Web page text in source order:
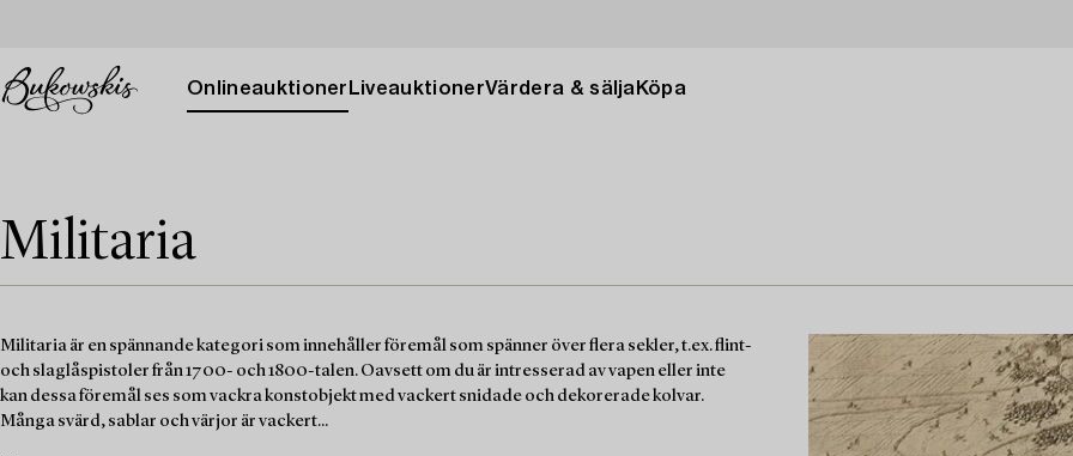
Onlineauktioner LiveauktionerVärdera & sälja Köpa
Militaria
Militaria är en spännande kategori som innehåller föremål som spänner över flera sekler, t.ex. flint-
och slaglåspistoler från 1700- och 1800-talen. Oavsett om du är intresserad av vapen eller inte
kan dessa föremål ses som vackra konstobjekt med vackert snidade och dekorerade kolvar.
Många svärd, sablar och värjor är vackert...